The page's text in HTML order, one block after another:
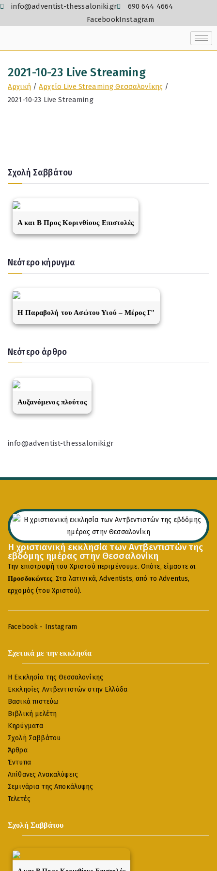
info@adventist-thessaloniki.gr
690 644 4664
FacebookInstagram
2021-10-23 Live Streaming
Αρχική
Αρχείο Live Streaming Θεσσαλονίκης
2021-10-23 Live Streaming
Σχολή Σαββάτου
A και Β Προς Κορινθίους Επιστολές
Νεότερο κήρυγμα
Η Παραβολή του Ασώτου Υιού – Μέρος Γ’
Νεότερο άρθρο
Αυξανόμενος πλούτος
info@adventist-thessaloniki.gr
Η χριστιανική εκκλησία των Αντβεντιστών της
εβδόμης ημέρας στην Θεσσαλονίκη
Την επιστροφή του Χριστού περιμένουμε. Οπότε, είμαστεοι
Προσδοκώντες. Στα λατινικά, Adventists, από το Adventus,
ερχομός (του Χριστού).
Facebook - Instagram
Σχετικά με την εκκλησία
Η Εκκλησία της Θεσσαλονίκης
Εκκλησίες Αντβεντιστών στην Ελλάδα
Βασικά πιστεύω
Βιβλική μελέτη
Κηρύγματα
Σχολή Σαββάτου
Άρθρα
Έντυπα
Απίθανες Ανακαλύψεις
Σεμινάρια της Αποκάλυψης
Τελετές
Σχολή Σαββάτου